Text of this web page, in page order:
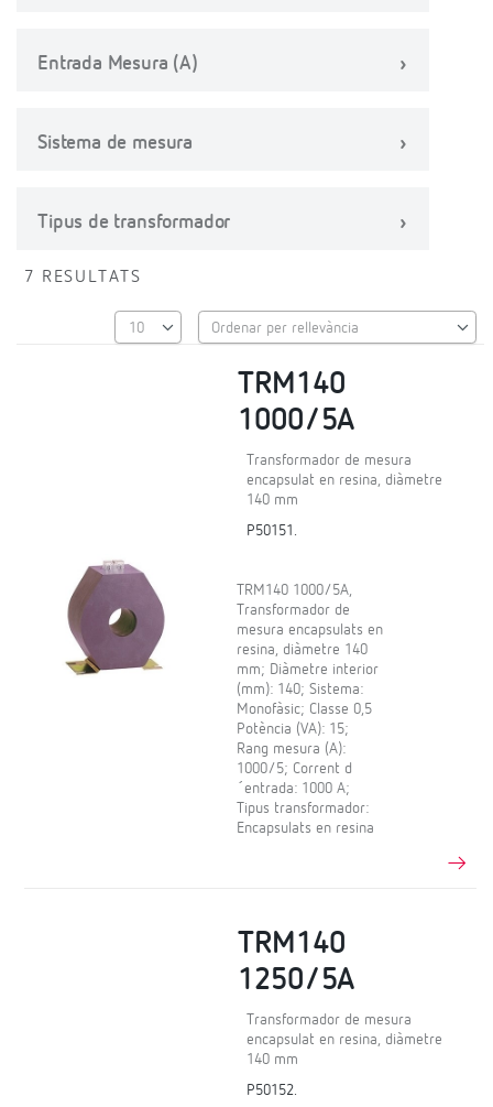
Entrada Mesura (A)
Sistema de mesura
Tipus de transformador
7 RESULTATS
TRM140
1000/5A
Transformador de mesura
encapsulat en resina, diàmetre
140 mm
P50151.
TRM140 1000/5A,
Transformador de
mesura encapsulats en
resina, diàmetre 140
mm; Diàmetre interior
(mm): 140; Sistema:
Monofàsic; Classe 0,5
Potència (VA): 15;
Rang mesura (A):
1000/5; Corrent d
´entrada: 1000 A;
Tipus transformador:
Encapsulats en resina
TRM140
1250/5A
Transformador de mesura
encapsulat en resina, diàmetre
140 mm
P50152.